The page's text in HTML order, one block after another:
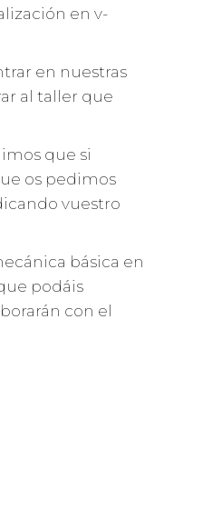
en v-
en nuestras
al taller que
que si
os pedimos
vuestro
básica en
podáis
con el